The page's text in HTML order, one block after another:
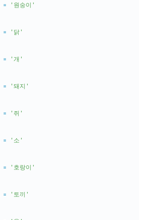
=
'원숭이'
=
'닭'
=
'개'
=
'돼지'
=
'쥐'
=
'소'
=
'호랑이'
=
'토끼'